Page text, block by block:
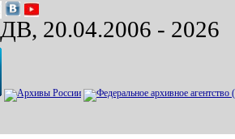
20.04.2006 - 2026